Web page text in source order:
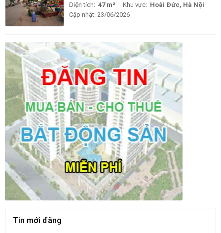
Diện tích: 47 m² Khu vực: Hoài Đức, Hà Nội
Cập nhật: 23/06/2026
Tin mới đăng